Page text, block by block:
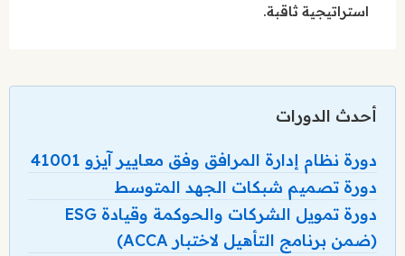
استراتيجية ثاقبة.
أحدث الدورات
دورة نظام إدارة المرافق وفق معايير آيزو 41001
دورة تصميم شبكات الجهد المتوسط
دورة تمويل الشركات والحوكمة وقيادة ESG
(ضمن برنامج التأهيل لاختبار ACCA)